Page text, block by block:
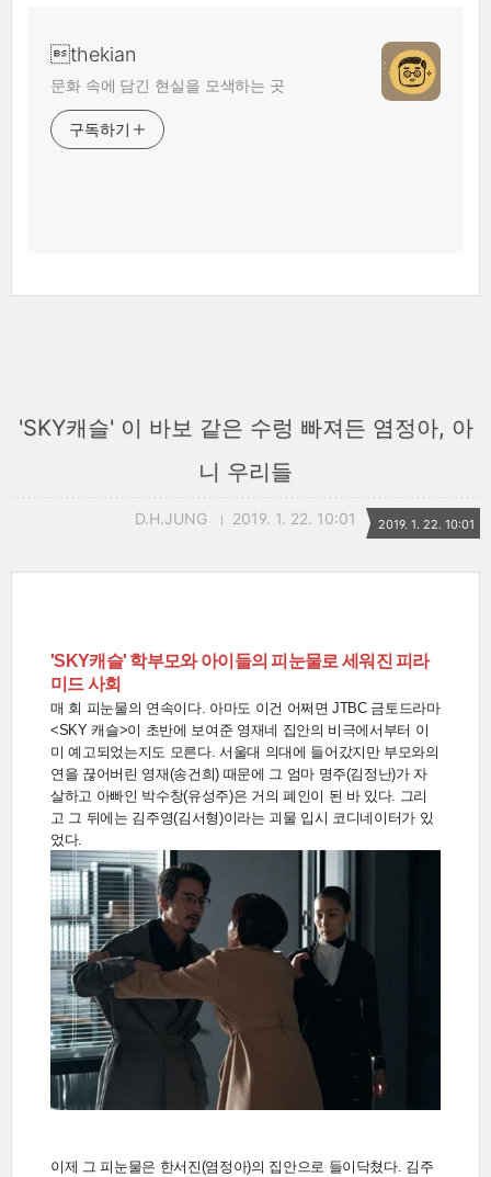
thekian
문화 속에 담긴 현실을 모색하는 곳
구독하기
'SKY캐슬' 이 바보 같은 수렁 빠져든 염정아, 아
니 우리들
D.H.JUNG 2019. 1. 22. 10:01 2019. 1. 22. 10:01
'SKY캐슬' 학부모와 아이들의 피눈물로 세워진 피라
미드 사회
매 회 피눈물의 연속이다. 아마도 이건 어쩌면 JTBC 금토드라마
<SKY 캐슬>이 초반에 보여준 영재네 집안의 비극에서부터 이
미 예고되었는지도 모른다. 서울대 의대에 들어갔지만 부모와의
연을 끊어버린 영재(송건희) 때문에 그 엄마 명주(김정난)가 자
살하고 아빠인 박수창(유성주)은 거의 폐인이 된 바 있다. 그리
고 그 뒤에는 김주영(김서형)이라는 괴물 입시 코디네이터가 있
었다.
이제 그 피눈물은 한서진(염정아)의 집안으로 들이닥쳤다. 김주